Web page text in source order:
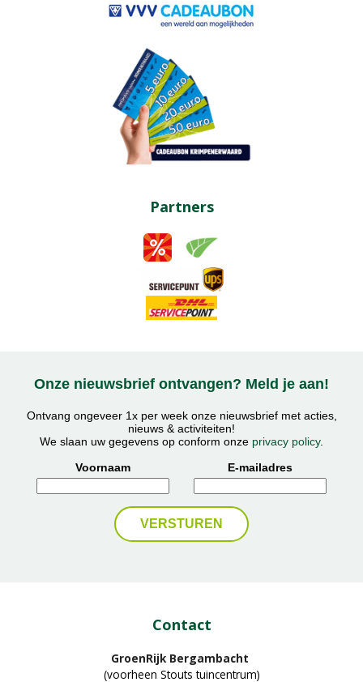
Partners
Onze nieuwsbrief ontvangen? Meld je aan!
Ontvang ongeveer 1x per week onze nieuwsbrief met acties,
nieuws & activiteiten!
We slaan uw gegevens op conform onze privacy policy.
Voornaam
E-mailadres
Contact
GroenRijk Bergambacht
(voorheen Stouts tuincentrum)